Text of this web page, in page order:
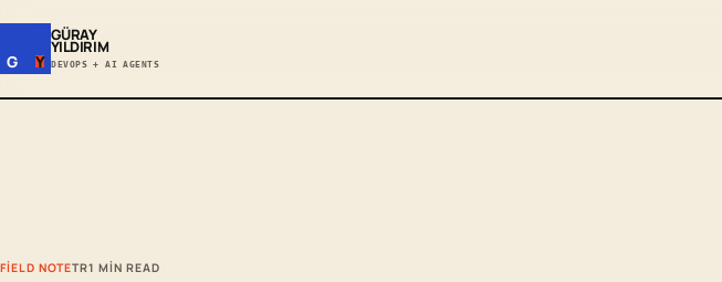
G Y
GÜRAY
YILDIRIM
DEVOPS + AI AGENTS
FIELD NOTETR1 MIN READ